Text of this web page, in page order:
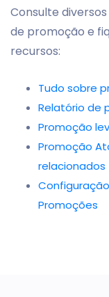
Consulte
de promoção e
recursos:
Tudo sobre
Relatório de
Promoção
Promoção
relacionados
Promoções